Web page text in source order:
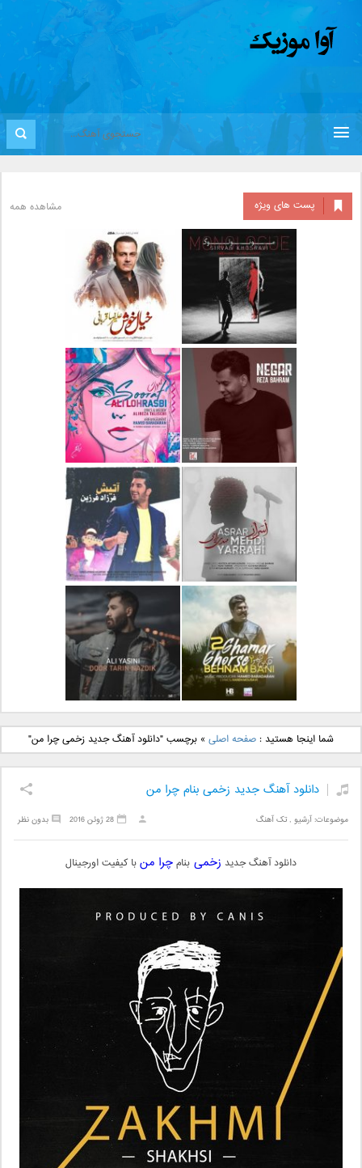
پست های ویژه مشاهده همه
دانلود آلبوم جدید سیروان
خسروی بنام مونولوگ
دانلود آهنگ جدید علیرضا
قربانی بنام خیال خوش
دانلود آهنگ جدید رضا
بهرام بنام نگار
دانلود آهنگ جدید علی
لهراسبی بنام صورت
دانلود آهنگ جدید مهدی
یراحی بنام اسرار
دانلود آهنگ جدید فرزاد
فرزین بنام آتیش
دانلود آهنگ جدید بهنام
بانی بنام قرص قمر 2
دانلود آهنگ جدید علی
یاسینی بنام دورترین نزدیک
شما اینجا هستید :صفحه اصلی »برچسب "دانلود آهنگ جدید زخمی چرا من"
دانلود آهنگ جدید زخمی بنام چرا من
موضوعات:آرشیو ,تک آهنگ بدون نظر 28 ژوئن 2016
دانلود آهنگ جدید زخمی بنامچرا منبا کیفیت اورجینال